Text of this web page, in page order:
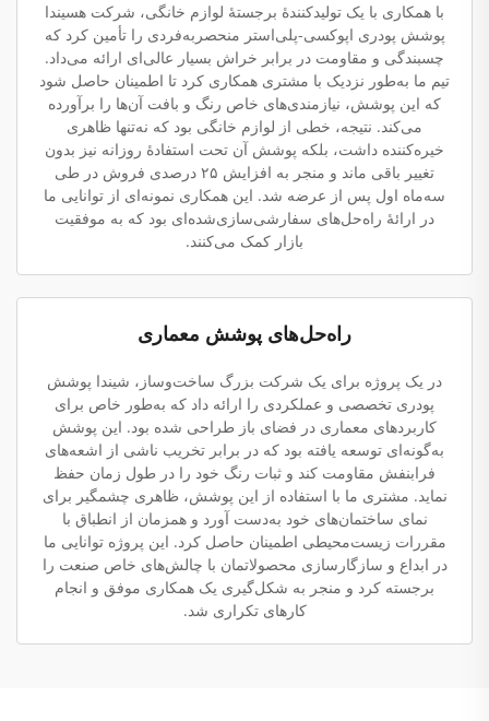
با همکاری با یک تولیدکنندهٔ برجستهٔ لوازم خانگی، شرکت هسیندا
پوشش پودری اپوکسی-پلی‌استر منحصربه‌فردی را تأمین کرد که
چسبندگی و مقاومت در برابر خراش بسیار عالی‌ای ارائه می‌داد.
تیم ما به‌طور نزدیک با مشتری همکاری کرد تا اطمینان حاصل شود
که این پوشش، نیازمندی‌های خاص رنگ و بافت آن‌ها را برآورده
می‌کند. نتیجه، خطی از لوازم خانگی بود که نه‌تنها ظاهری
خیره‌کننده داشت، بلکه پوشش آن تحت استفادهٔ روزانه نیز بدون
تغییر باقی ماند و منجر به افزایش ۲۵ درصدی فروش در طی
سه‌ماه اول پس از عرضه شد. این همکاری نمونه‌ای از توانایی ما
در ارائهٔ راه‌حل‌های سفارشی‌سازی‌شده‌ای بود که به موفقیت
بازار کمک می‌کنند.
راه‌حل‌های پوشش معماری
در یک پروژه برای یک شرکت بزرگ ساخت‌وساز، شیندا پوشش
پودری تخصصی و عملکردی را ارائه داد که به‌طور خاص برای
کاربردهای معماری در فضای باز طراحی شده بود. این پوشش
به‌گونه‌ای توسعه یافته بود که در برابر تخریب ناشی از اشعه‌های
فرابنفش مقاومت کند و ثبات رنگ خود را در طول زمان حفظ
نماید. مشتری ما با استفاده از این پوشش، ظاهری چشمگیر برای
نمای ساختمان‌های خود به‌دست آورد و همزمان از انطباق با
مقررات زیست‌محیطی اطمینان حاصل کرد. این پروژه توانایی ما
در ابداع و سازگارسازی محصولاتمان با چالش‌های خاص صنعت را
برجسته کرد و منجر به شکل‌گیری یک همکاری موفق و انجام
کارهای تکراری شد.